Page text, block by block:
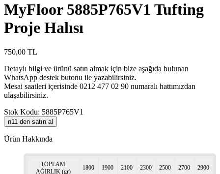
MyFloor 5885P765V1 Tufting
Proje Halısı
750,00 TL
Detaylı bilgi ve ürünü satın almak için bize aşağıda bulunan
WhatsApp destek butonu ile yazabilirsiniz.
Mesai saatleri içerisinde 0212 477 02 90 numaralı hattımızdan
ulaşabilirsiniz.
Stok Kodu: 5885P765V1
n11 den satın al
Ürün Hakkında
TOPLAM
AĞIRLIK (gr)
1800 1900 2100 2300 2500 2700 2900